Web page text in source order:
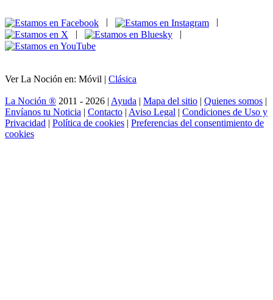
|
|
Ver La Noción en: Móvil | Clásica
La Noción ® 2011 - 2026 | Ayuda | Mapa del sitio | Quienes somos |
Envíanos tu Noticia | Contacto | Aviso Legal | Condiciones de Uso y
Privacidad | Política de cookies | Preferencias del consentimiento de
cookies